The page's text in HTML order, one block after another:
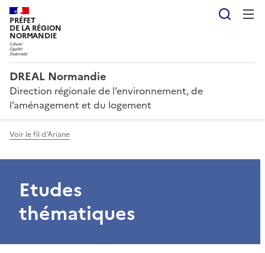
PRÉFET
DE LA RÉGION
NORMANDIE
DREAL Normandie
Direction régionale de l’environnement, de
l’aménagement et du logement
Voir le fil d'Ariane
Etudes
thématiques